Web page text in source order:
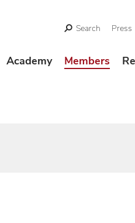
Search Press
Academy Members